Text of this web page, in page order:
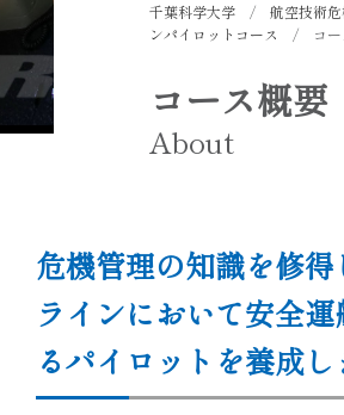
千葉科学大学/ 航空技術
ンパイロットコース
/ コ
コース概要
About
危機管理の知識を修得
ラインにおいて安全運
るパイロットを養成し